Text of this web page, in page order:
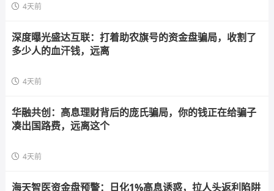
4天前
深度曝光盛达互联：打着助农旗号的资金盘骗局，收割了
多少人的血汗钱，远离
4天前
华融共创：高息理财背后的庞氏骗局，你的钱正在给骗子
凑出国路费，远离这个
4天前
海天智医资金盘预警：日化1%高息诱惑，拉人头返利陷阱